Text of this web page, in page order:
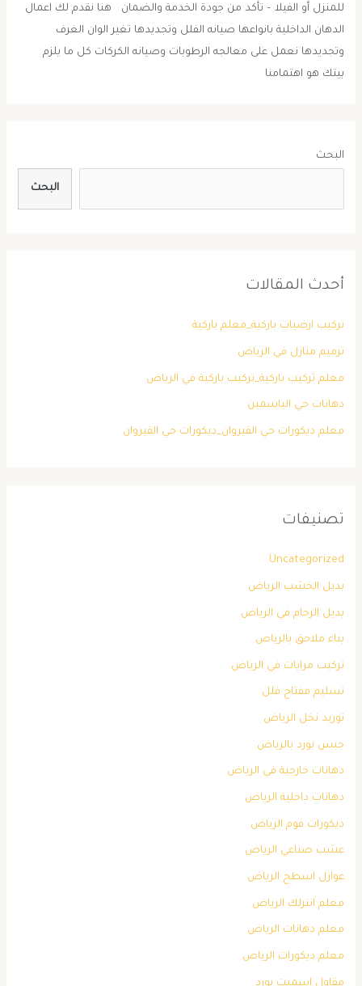
للمنزل أو الفيلا – تأكد من جودة الخدمة والضمان هنا نقدم لك اعمال
الدهان الداخلية بانواعها صيانه الفلل وتجديدها تغير الوان الغرف
وتجديدها نعمل على معالجه الرطوبات وصيانه الكركات كل ما يلزم
بيتك هو اهتمامنا
البحث
البحث
أحدث المقالات
تركيب ارضيات باركية_معلم باركية
ترميم منازل في الرياض
معلم تركيب باركية_تركيب باركية في الرياض
دهانات حي الياسمين
معلم ديكورات حي القيروان_ديكورات حي القيروان
تصنيفات
Uncategorized
بديل الخشب الرياض
بديل الرخام في الرياض
بناء ملاحق بالرياض
تركيب مرايات في الرياض
تسليم مفتاح فلل
توريد نخل الرياض
جبس بورد بالرياض
دهانات خارجية في الرياض
دهانات داخلية الرياض
ديكورات فوم الرياض
عشب صناعي الرياض
عوازل اسطح الرياض
معلم انترلك الرياض
معلم دهانات الرياض
معلم ديكورات الرياض
مقاول اسمنت بورد